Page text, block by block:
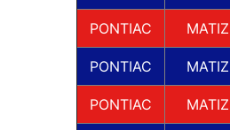
PONTIAC MATIZ
PONTIAC MATIZ
PONTIAC MATIZ